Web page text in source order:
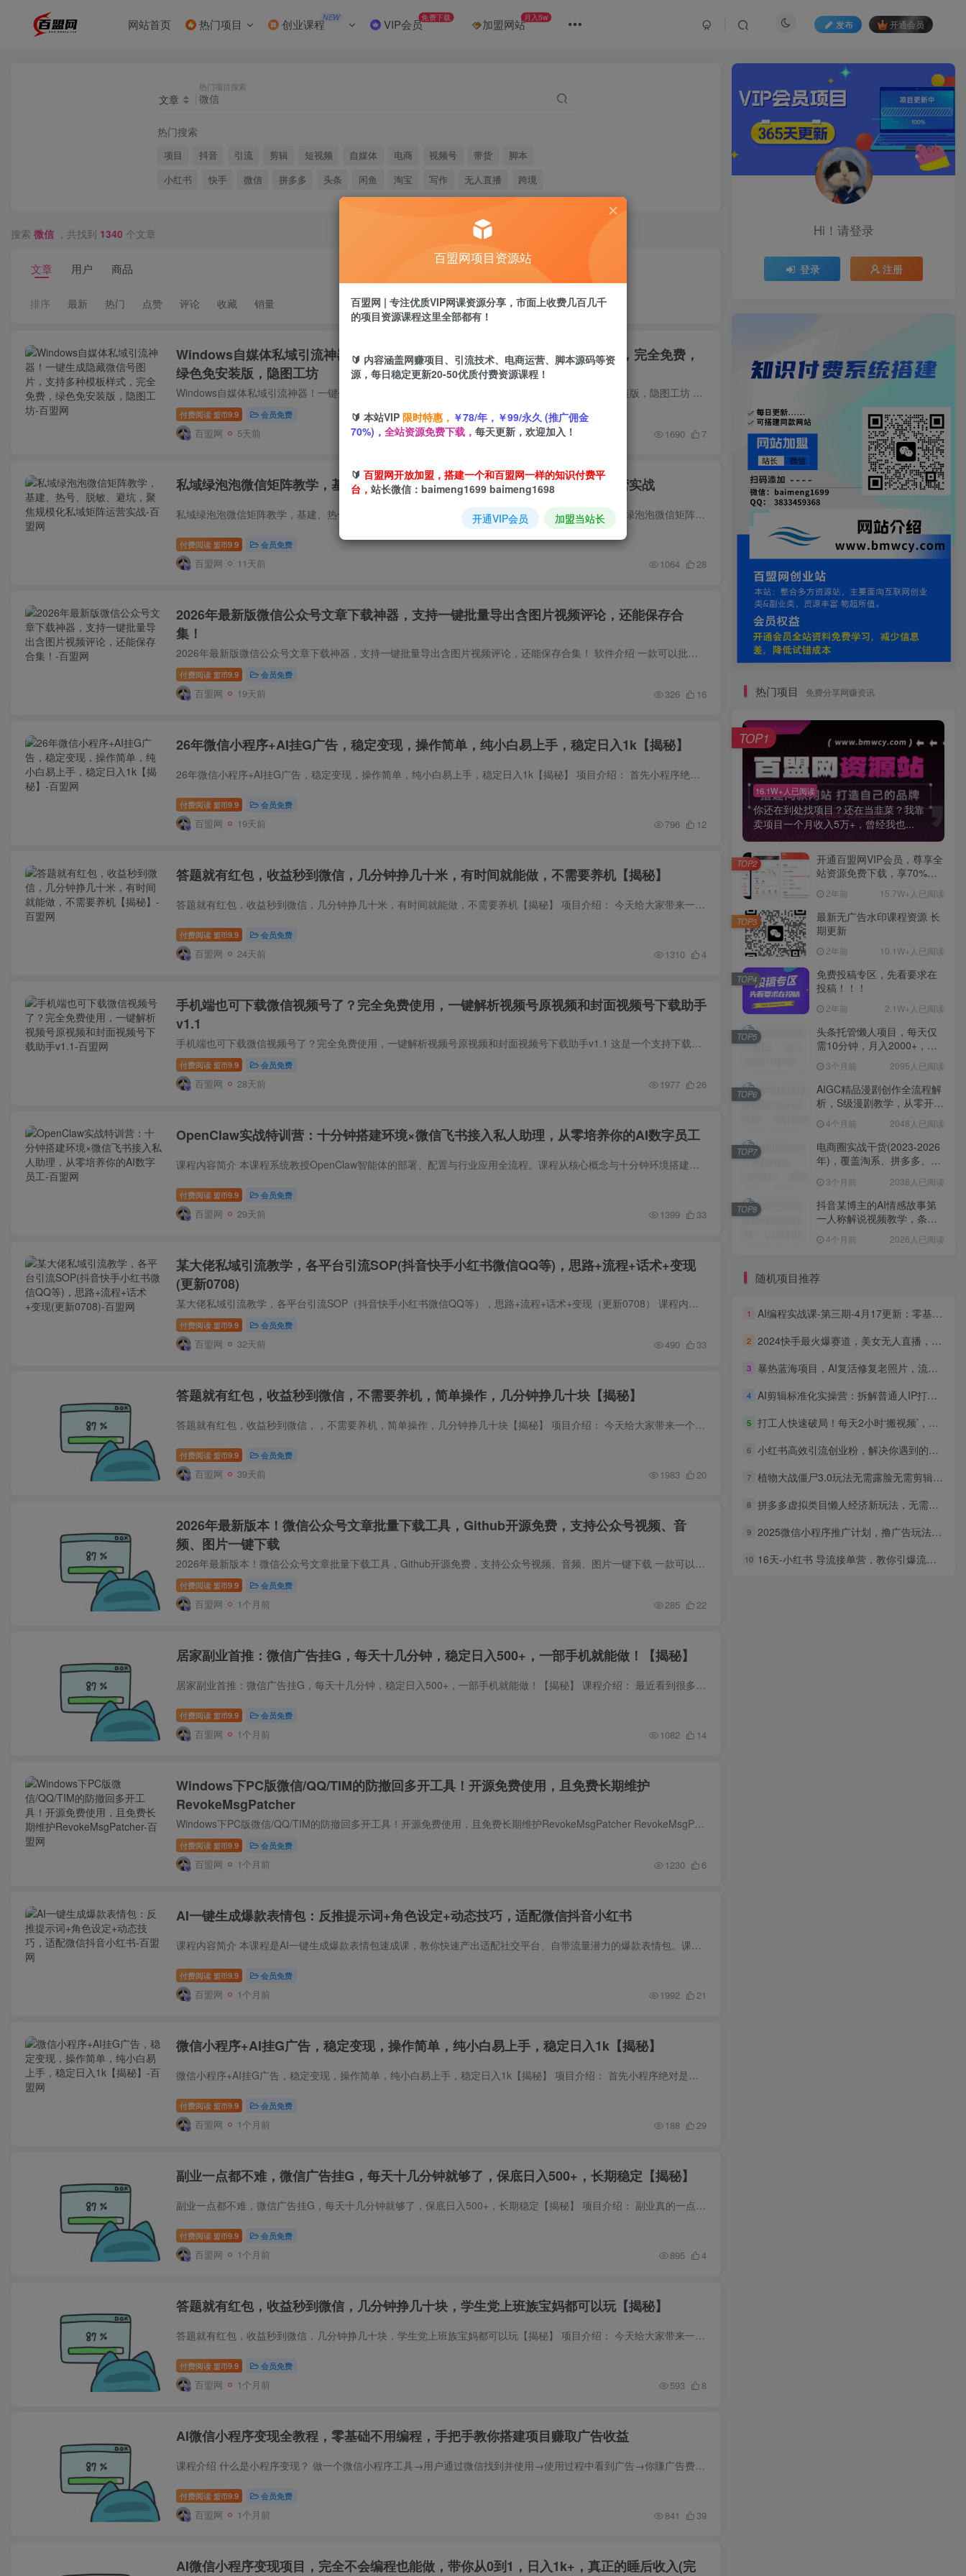
网站首页 热门项目 创业课程NEW VIP会员免费下载 加盟网站月入5w
发布 开通会员
文章
热门项目搜索
热门搜索
项目 抖音 引流 剪辑 短视频 自媒体 电商 视频号 带货
脚本
小红书
快手 微信 拼多多 头条 闲鱼 淘宝 写作 无人直播 跨境
搜索 微信 ，共找到 1340 个文章
文章 用户 商品
排序 最新 热门 点赞 评论 收藏 销量
Windows自媒体私域引流神器！一键生成隐藏微信号图片，支持多种模板样式，完全免费，
绿色免安装版，隐图工坊
Windows自媒体私域引流神器！一键生成隐藏微信号图片，支持多种模板样式，完全免费，绿色免安装版，隐图工坊 经常做私域引流、朋友圈素材、社群海报的小伙伴，应该都见过那种“正面看像普通纹理...
付费阅读 盟币9.9 会员免费
百盟网 5天前 1690 7
私域绿泡泡微信矩阵教学，基建、热号、脱敏、避坑，聚焦规模化私域矩阵运营实战
私域绿泡泡微信矩阵教学，基建、热号、脱敏、避坑，聚焦规模化私域矩阵运营实战 课程介绍 《私域绿泡泡微信矩阵》总时长1小时52分，聚焦规模化私域矩阵运营实战。课程详解私域变现路径，打通从...
付费阅读 盟币9.9 会员免费
百盟网 11天前 1064 28
2026年最新版微信公众号文章下载神器，支持一键批量导出含图片视频评论，还能保存合
集！
2026年最新版微信公众号文章下载神器，支持一键批量导出含图片视频评论，还能保存合集！ 软件介绍 一款可以批量下载微信公众号文章内容的小工具支持Window、MacOS，支持下载微信公众号的历史消...
付费阅读 盟币9.9 会员免费
百盟网 19天前 326 16
26年微信小程序+AI挂G广告，稳定变现，操作简单，纯小白易上手，稳定日入1k【揭秘】
26年微信小程序+AI挂G广告，稳定变现，操作简单，纯小白易上手，稳定日入1k【揭秘】 项目介绍： 首先小程序绝对是一个稳定长期的项目，前提是你得去做，如果不去做，再保賺的项目也是賺不到钱的...
付费阅读 盟币9.9 会员免费
百盟网 19天前 796 12
答题就有红包，收益秒到微信，几分钟挣几十米，有时间就能做，不需要养机【揭秘】
答题就有红包，收益秒到微信，几分钟挣几十米，有时间就能做，不需要养机【揭秘】 项目介绍： 今天给大家带来一个答题賺钱项目，题目都是常识，很简单的题目。有不会的可以发给AI。每答完一轮就...
付费阅读 盟币9.9 会员免费
百盟网 24天前 1310 4
手机端也可下载微信视频号了？完全免费使用，一键解析视频号原视频和封面视频号下载助手
v1.1
手机端也可下载微信视频号了？完全免费使用，一键解析视频号原视频和封面视频号下载助手v1.1 这是一个支持下载视频号视频的工具，并且只能下载视频号视频，其他短视频不可以下，经测试可以下载...
付费阅读 盟币9.9 会员免费
百盟网 28天前 1977 26
OpenClaw实战特训营：十分钟搭建环境×微信飞书接入私人助理，从零培养你的AI数字员工
课程内容简介 本课程系统教授OpenClaw智能体的部署、配置与行业应用全流程。课程从核心概念与十分钟环境搭建起步，教学AI大脑模型选择与配置、在微信与飞书搭建私人助理等基础操作。实战模块包...
付费阅读 盟币9.9 会员免费
百盟网 29天前 1399 33
某大佬私域引流教学，各平台引流SOP(抖音快手小红书微信QQ等)，思路+流程+话术+变现
(更新0708)
某大佬私域引流教学，各平台引流SOP（抖音快手小红书微信QQ等），思路+流程+话术+变现（更新0708） 课程内容： 一、抖音私域引流方法 1、抖音截流，适合新手的引流技巧! 2、十分钟学会截流,日进...
付费阅读 盟币9.9 会员免费
百盟网 32天前 490 33
答题就有红包，收益秒到微信，不需要养机，简单操作，几分钟挣几十块【揭秘】
答题就有红包，收益秒到微信，，不需要养机，简单操作，几分钟挣几十块【揭秘】 项目介绍： 今天给大家带来一个答题賺钱项目，题目都是常识，很简单的题目。有不会的可以发给AI。每答完一轮就会...
付费阅读 盟币9.9 会员免费
百盟网 39天前 1983 20
2026年最新版本！微信公众号文章批量下载工具，Github开源免费，支持公众号视频、音
频、图片一键下载
2026年最新版本！微信公众号文章批量下载工具，Github开源免费，支持公众号视频、音频、图片一键下载 一款可以批量下载微信公众号文章内容的小工具，无需安装证书，支持Window、MacOS，支持下载...
付费阅读 盟币9.9 会员免费
百盟网 1个月前 285 22
居家副业首推：微信广告挂G，每天十几分钟，稳定日入500+，一部手机就能做！【揭秘】
居家副业首推：微信广告挂G，每天十几分钟，稳定日入500+，一部手机就能做！【揭秘】 课程介绍： 最近看到很多小伙伴给我留的私信，说有没有一部手机就能操作的，每天也不浪费时间，最好见收益...
付费阅读 盟币9.9 会员免费
百盟网 1个月前 1082 14
Windows下PC版微信/QQ/TIM的防撤回多开工具！开源免费使用，且免费长期维护
RevokeMsgPatcher
Windows下PC版微信/QQ/TIM的防撤回多开工具！开源免费使用，且免费长期维护RevokeMsgPatcher RevokeMsgPatcher是一款适用于Windows下PC版微信/QQ/TIM的防撤回补丁。它的核心作用就一句话：对方...
付费阅读 盟币9.9 会员免费
百盟网 1个月前 1230 6
AI一键生成爆款表情包：反推提示词+角色设定+动态技巧，适配微信抖音小红书
课程内容简介 本课程是AI一键生成爆款表情包速成课，教你快速产出适配社交平台、自带流量潜力的爆款表情包。课程涵盖用AI反推提示词确定核心画风、拆解画风与搞定角色设定、优化细节确定角色形...
付费阅读 盟币9.9 会员免费
百盟网 1个月前 1992 21
微信小程序+AI挂G广告，稳定变现，操作简单，纯小白易上手，稳定日入1k【揭秘】
微信小程序+AI挂G广告，稳定变现，操作简单，纯小白易上手，稳定日入1k【揭秘】 项目介绍： 首先小程序绝对是一个稳定长期的项目，前提是你得去做，如果不去做，再保賺的项目也是賺不到钱的 简...
付费阅读 盟币9.9 会员免费
百盟网 1个月前 188 29
副业一点都不难，微信广告挂G，每天十几分钟就够了，保底日入500+，长期稳定【揭秘】
副业一点都不难，微信广告挂G，每天十几分钟就够了，保底日入500+，长期稳定【揭秘】 项目介绍： 副业真的一点都不难，我们差的只是一个方法而已，本期给大家带来的项目是依托于微信小游戏平台...
付费阅读 盟币9.9 会员免费
百盟网 1个月前 895 4
答题就有红包，收益秒到微信，几分钟挣几十块，学生党上班族宝妈都可以玩【揭秘】
答题就有红包，收益秒到微信，几分钟挣几十块，学生党上班族宝妈都可以玩【揭秘】 项目介绍： 今天给大家带来一个答题賺钱项目，题目都是常识，很简单的题目。有不会的可以发给AI。每答完一轮就...
付费阅读 盟币9.9 会员免费
百盟网 1个月前 593 8
AI微信小程序变现全教程，零基础不用编程，手把手教你搭建项目赚取广告收益
课程介绍 什么是小程序变现？ 做一个微信小程序工具→用户通过微信找到并使用→使用过程中看到广告→你賺广告费。 就像开了一个免费的网上小工具店：用户免费用你的工具，工具里有广告，广告商...
付费阅读 盟币9.9 会员免费
百盟网 1个月前 841 39
AI微信小程序变现项目，完全不会编程也能做，带你从0到1，日入1k+，真正的睡后收入(完
Hi！请登录
登录 注册
热门项目 免费分享网赚资讯
16.1W+人已阅读
你还在到处找项目？还在当韭菜？我靠
卖项目一个月收入5万+，曾经我也...
TOP1
开通百盟网VIP会员，尊享全
站资源免费下载，享70%的
惠】2年前 15.7W+人已阅读
TOP2
最新无广告水印课程资源 长
期更新
2年前 10.1W+人已阅读
TOP3
免费投稿专区，先看要求在
投稿！！！
2年前 2.1W+人已阅读
TOP4
头条托管懒人项目，每天仅
需10分钟，月入2000+，纯
【揭秘】
3个月前 2095人已阅读
TOP5
AIGC精品漫剧创作全流程解
析，S级漫剧教学，从零开始
4个月前 2048人已阅读
TOP6
电商圈实战干货(2023-2026
年)，覆盖淘系、拼多多、抖
电商人避开坑、提效率、稳
盈利(更新4月)
3个月前 2038人已阅读
TOP7
抖音某博主的AI情感故事第
一人称解说视频教学，条条
4个月前 2026人已阅读
TOP8
随机项目推荐
1 AI编程实战课-第三期-4月17更新：零基础从创意到变现，覆盖全品类产品开发，把想法变成赚钱项目
2 2024快手最火爆赛道，美女无人直播，暴利掘金，简单无脑，轻松日入2000+
3 暴热蓝海项目，AI复活修复老照片，流量大 变现快 一天收入1000+教程+素材
4 AI剪辑标准化实操营：拆解普通人IP打造路径，手把手实操剪辑，配套练习素材
5 打工人快速破局！每天2小时‘搬视频’，甩掉死工资：快手变现流水线拆解
6 小红书高效引流创业粉，解决你遇到的问题，日引100粉
7 植物大战僵尸3.0玩法无需露脸无需剪辑视频，直播撸音浪，小白也能日入5000+
8 拼多多虚拟类目懒人经济新玩法，无需人工值守，机器人自动发货月入 1-5W
9 2025微信小程序推广计划，撸广告玩法，日均5张，稳定简单【揭秘】
10 16天-小红书 导流接单营，教你引爆流量，在小红书精准获客+转化成交
百盟网项目资源站
百盟网 | 专注优质VIP网课资源分享，市面上收费几百几千
的项目资源课程这里全部都有！
🔰 内容涵盖网赚项目、引流技术、电商运营、脚本源码等资
源，每日稳定更新20-50优质付费资源课程！
🔰 本站VIP 限时特惠， ￥78/年，￥99/永久 (推广佣金
70%)， 全站资源免费下载， 每天更新，欢迎加入！
🔰 百盟网开放加盟，搭建一个和百盟网一样的知识付费平
台， 站长微信：baimeng1699 baimeng1698
开通VIP会员 加盟当站长